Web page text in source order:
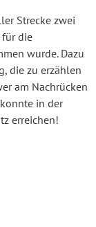
Strecke zwei
für die
wurde. Dazu
die zu erzählen
am Nachrücken
in der
erreichen!